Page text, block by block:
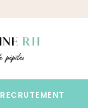
RECRUTEMENT